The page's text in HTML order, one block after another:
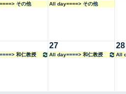
その他 All day====> その他
和仁教授
27
All day====> 和仁教授
28
All